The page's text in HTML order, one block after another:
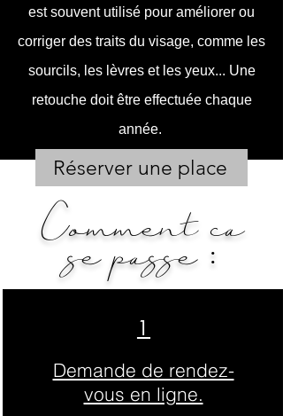
est souvent utilisé pour améliorer ou
corriger des traits du visage, comme les
sourcils, les lèvres et les yeux... Une
retouche doit être effectuée chaque
année.
Réserver une place
Comment ça
se passe :
1
Demande de rendez-
vous en ligne.